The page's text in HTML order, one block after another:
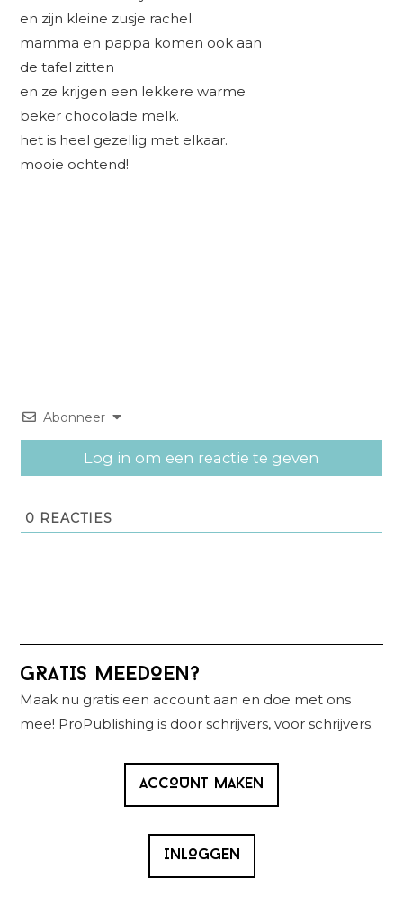
en zijn kleine zusje rachel.
mamma en pappa komen ook aan
de tafel zitten
en ze krijgen een lekkere warme
beker chocolade melk.
het is heel gezellig met elkaar.
mooie ochtend!
Abonneer
Log in om een reactie te geven
0 REACTIES
Primaire
Sidebar
GRATIS MEEDOEN?
Maak nu gratis een account aan en doe met ons
mee! ProPublishing is door schrijvers, voor schrijvers.
ACCOUNT MAKEN
INLOGGEN